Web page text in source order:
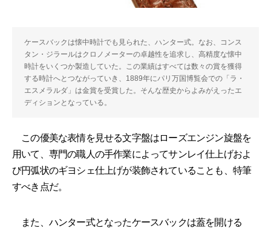
ケースバックは懐中時計でも見られた、ハンター式。なお、コンス
タン・ジラールはクロノメーターの卓越性を追求し、高精度な懐中
時計をいくつか製造していた。この業績はすべては数々の賞を獲得
する時計へとつながっていき、1889年にパリ万国博覧会での「ラ・
エスメラルダ」は金賞を受賞した。そんな歴史からよみがえったエ
ディションとなっている。
この優美な表情を見せる文字盤はローズエンジン旋盤を
用いて、専門の職人の手作業によってサンレイ仕上げおよ
び円弧状のギヨシェ仕上げが装飾されていることも、特筆
すべき点だ。
また、ハンター式となったケースバックは蓋を開ける